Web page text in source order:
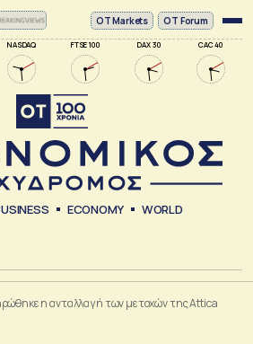
NASDAQ FTSE 100 DAX 30 CAC 40
ΟΤ Markets OT Forum
ECONOMY WORLD
η ανταλλαγή των μετοχών της Attica